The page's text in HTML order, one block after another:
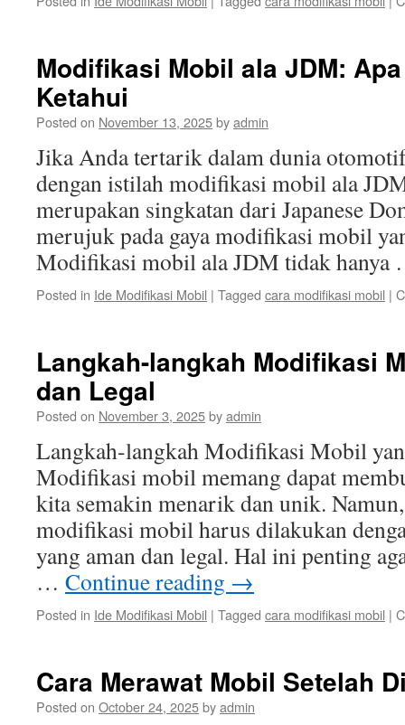
Modifikasi Mobil ala JDM:
Ketahui
Posted on November 13, 2025byadmin
Jika Anda tertarik dalam dunia
dengan istilah modifikasi mobil ala
merupakan singkatan dari Japanese
merujuk pada gaya modifikasi mobil
Modifikasi mobil ala JDM tidak
Posted in Ide Modifikasi Mobil | Tagged cara modifikasi mobil |
Langkah-langkah Modifikasi
dan Legal
Posted on November 3, 2025byadmin
Langkah-langkah Modifikasi Mobil
Modifikasi mobil memang dapat
kita semakin menarik dan unik.
modifikasi mobil harus dilakukan
yang aman dan legal. Hal ini penting
… Continue reading →
Posted in Ide Modifikasi Mobil | Tagged cara modifikasi mobil |
Cara Merawat Mobil Setelah
Posted on October 24, 2025byadmin